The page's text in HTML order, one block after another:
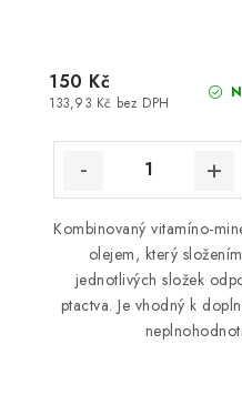
133,93 Kč bez DPH
150 Kč
Kombinovaný vitamíno-
olejem, který
jednotlivých složek
ptactva. Je vhodný k